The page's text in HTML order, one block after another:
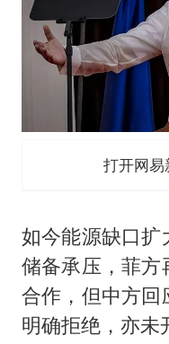
打开网
如今能源缺口扩
储备承压，菲方
合作，但中方
明确拒绝，亦未